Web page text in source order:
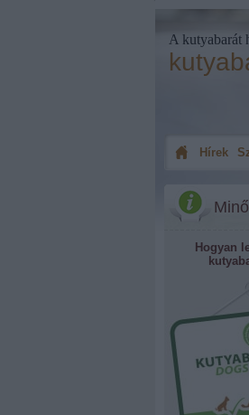
A kutyabarát
Hírek
Hogyan